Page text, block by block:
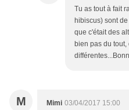
Tu as tout à fait
hibiscus) sont
que c'était des
bien pas du
M Mimi 03/04/2017 15:00